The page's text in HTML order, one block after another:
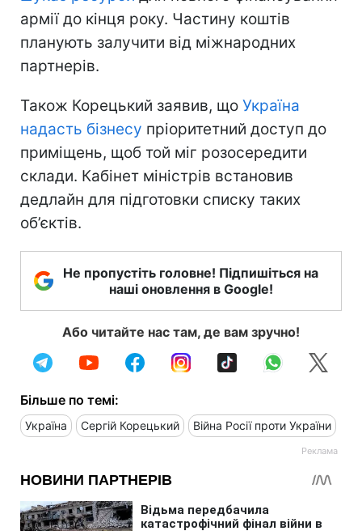
армії до кінця року. Частину коштів
планують залучити від міжнародних
партнерів.
Також Корецький заявив, що Україна
надасть бізнесу пріоритетний доступ до
приміщень, щоб той міг розосередити
склади. Кабінет міністрів встановив
дедлайн для підготовки списку таких
об’єктів.
Не пропустіть головне! Підпишіться на
наші оновлення в Google!
Або читайте нас там, де вам зручно!
Більше по темі:
Україна Сергій Корецький Війна Росії проти України